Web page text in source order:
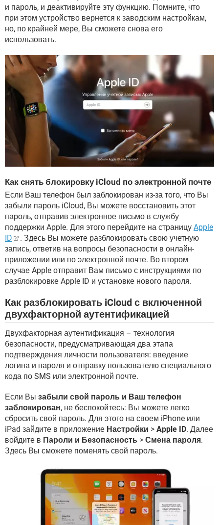
и пароль, и деактивируйте эту функцию. Помните, что
при этом устройство вернется к заводским настройкам,
но, по крайней мере, Вы сможете снова его
использовать.
Как снять блокировку iCloud по электронной почте
Если Ваш телефон был заблокирован из-за того, что Вы
забыли пароль iCloud, Вы можете восстановить этот
пароль, отправив электронное письмо в службу
поддержки Apple. Для этого перейдите на страницу Apple
ID
. Здесь Вы можете разблокировать свою учетную
запись, ответив на вопросы безопасности в онлайн-
приложении или по электронной почте. Во втором
случае Apple отправит Вам письмо с инструкциями по
разблокировке Apple ID и установке нового пароля.
Как разблокировать iCloud с включенной
двухфакторной аутентификацией
Двухфакторная аутентификация – технология
безопасности, предусматривающая два этапа
подтверждения личности пользователя: введение
логина и пароля и отправку пользователю специального
кода по SMS или электронной почте.
Если Вы забыли свой пароль и Ваш телефон
заблокирован, не беспокойтесь: Вы можете легко
сбросить свой пароль. Для этого на своем iPhone или
iPad зайдите в приложение Настройки > Apple ID. Далее
войдите в Пароли и Безопасность > Смена пароля.
Здесь Вы сможете поменять свой пароль.